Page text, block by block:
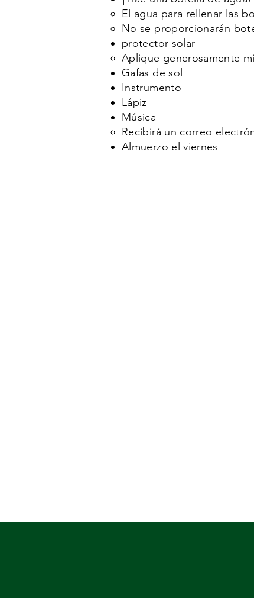
El agua para rellenar las
No se proporcionarán
protector solar
Aplique generosamente
Gafas de sol ​​
Instrumento
Lápiz
Música
Recibirá un correo
Almuerzo el viernes​